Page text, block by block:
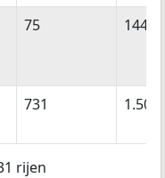
75 144
731 1.501
rijen